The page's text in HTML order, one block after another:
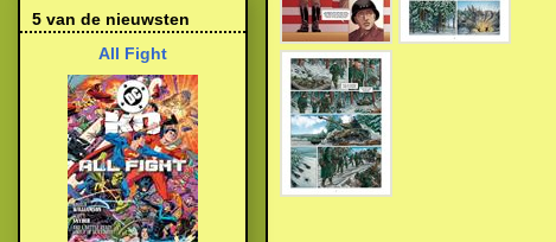
5 van de nieuwsten
All Fight